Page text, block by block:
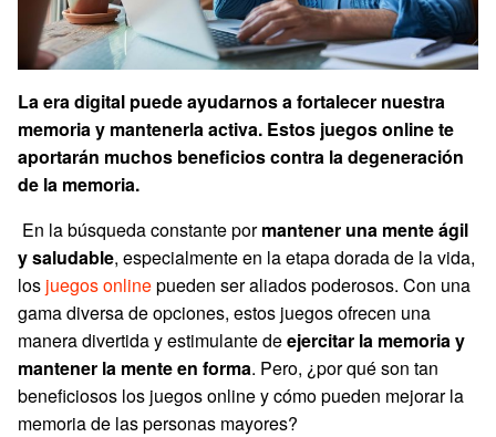
La era digital puede ayudarnos a fortalecer nuestra
memoria y mantenerla activa. Estos juegos online te
aportarán muchos beneficios contra la degeneración
de la memoria.
En la búsqueda constante pormantener una mente ágil
y saludable, especialmente en la etapa dorada de la vida,
los juegos onlinepueden ser aliados poderosos. Con una
gama diversa de opciones, estos juegos ofrecen una
manera divertida y estimulante deejercitar la memoria y
mantener la mente en forma. Pero, ¿por qué son tan
beneficiosos los juegos online y cómo pueden mejorar la
memoria de las personas mayores?